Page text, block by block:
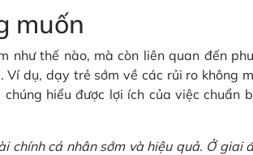
muốn
như thế nào, mà còn liên quan đến
dụ, dạy trẻ sớm về các rủi ro không
hiểu được lợi ích của việc chuẩn
chính cá nhân sớm và hiệu quả. Ở giai